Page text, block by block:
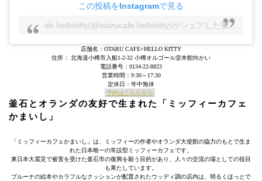
この投稿をInstagramで見る
otarucafe.hellokitty(@otarucafe.hellokitty)がシェアした投稿
店舗名：OTARU CAFE×HELLO KITTY
住所： 北海道小樽市入船1-2-32 小樽オルゴール堂本館向かい
電話番号：0134-22-8823
営業時間：9:30～17:30
定休日：年中無休
予約はこちらから
釜石とオランダの友好で生まれた「ミッフィーカフェ
かまいし」
「ミッフィーカフェかまいし」は、ミッフィーの作者やオランダ大使館の協力のもとで生ま
れた日本唯一の常設型ミッフィーカフェです。
東日本大震災で被害を受けた釜石市の復興を願う目的があり、人々の交流の場としての役目
も果たしています。
ブルーナの絵本やカラフルなクッションが配置されたウッディ調の店内は、明るくほっとで